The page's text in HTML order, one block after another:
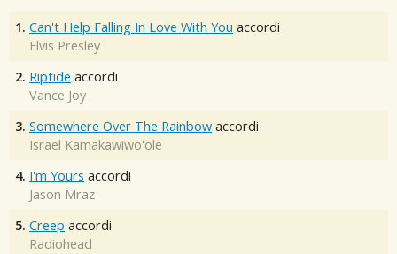
1. Can't Help Falling In Love With You accordi
Elvis Presley
2. Riptide accordi
Vance Joy
3. Somewhere Over The Rainbow accordi
Israel Kamakawiwo'ole
4. I'm Yours accordi
Jason Mraz
5. Creep accordi
Radiohead